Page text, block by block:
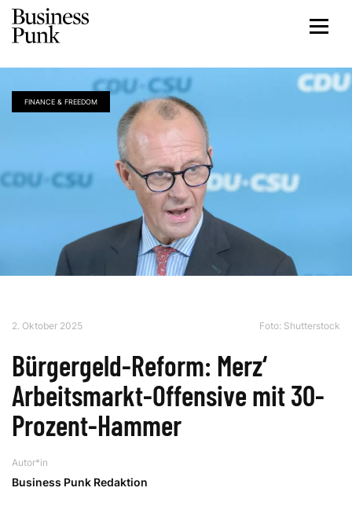
FINANCE & FREEDOM
2. Oktober 2025 Foto: Shutterstock
Bürgergeld-Reform: Merz‘
Arbeitsmarkt-Offensive mit 30-
Prozent-Hammer
Autor*in
Business Punk Redaktion